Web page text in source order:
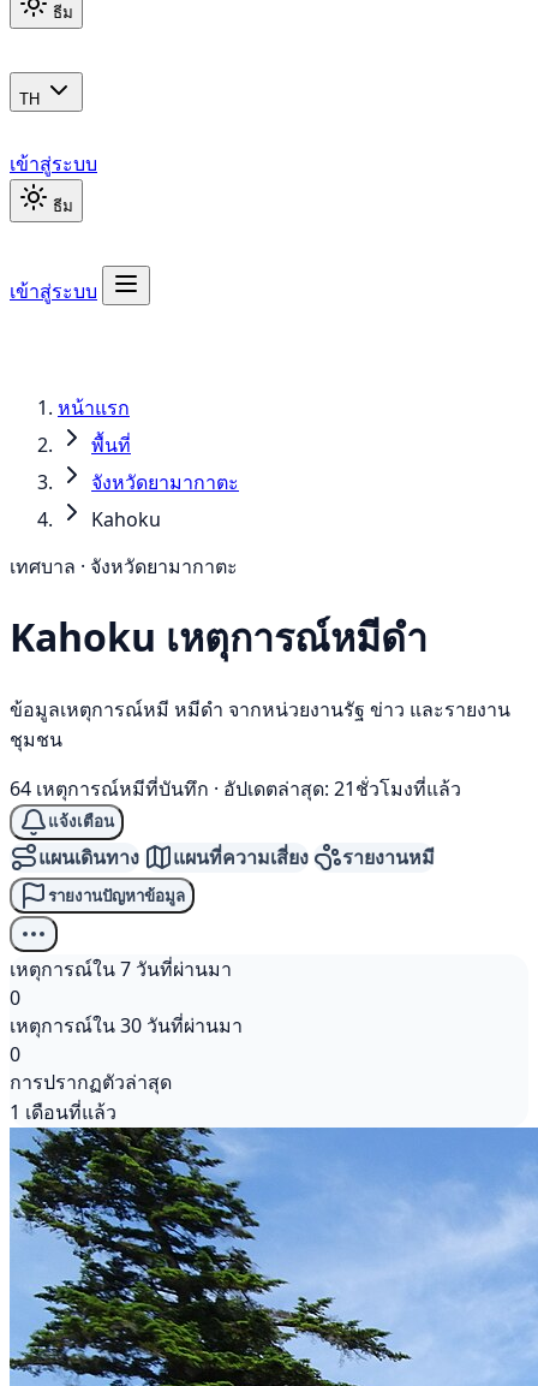
ธีม
TH
เข้าสู่ระบบ
ธีม
เข้าสู่ระบบ
หน้าแรก
พื้นที่
จังหวัดยามากาตะ
Kahoku
เทศบาล · จังหวัดยามากาตะ
Kahoku เหตุการณ์หมีดำ
ข้อมูลเหตุการณ์หมี หมีดำ จากหน่วยงานรัฐ ข่าว และรายงาน
ชุมชน
64 เหตุการณ์หมีที่บันทึก · อัปเดตล่าสุด: 21ชั่วโมงที่แล้ว
แจ้งเตือน
แผนเดินทาง แผนที่ความเสี่ยง รายงานหมี
รายงานปัญหาข้อมูล
เหตุการณ์ใน 7 วันที่ผ่านมา
0
เหตุการณ์ใน 30 วันที่ผ่านมา
0
การปรากฏตัวล่าสุด
1 เดือนที่แล้ว